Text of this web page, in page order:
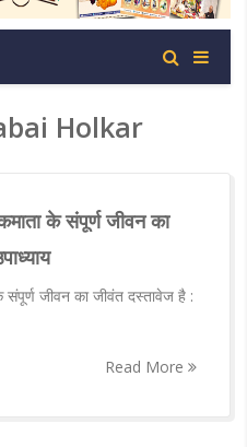
Holkar
के संपूर्ण जीवन का
संपूर्ण जीवन का जीवंत दस्तावेज है :
Read More